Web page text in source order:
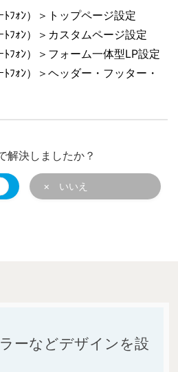
ﾄﾌｫﾝ）＞トップページ設定
ﾄﾌｫﾝ）＞カスタムページ設定
ﾄﾌｫﾝ）＞フォーム一体型LP設定
ﾌｫﾝ）＞ヘッダー・フッター・
解決しましたか？
× いいえ
ーなどデザインを設